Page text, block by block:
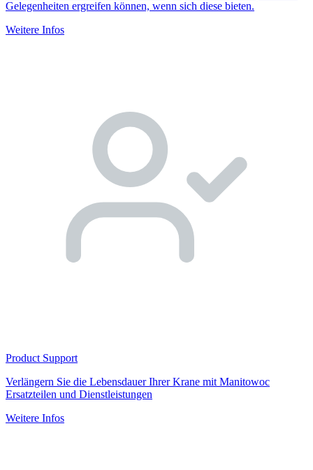
Gelegenheiten ergreifen können, wenn sich diese bieten.
Weitere Infos
Product Support
Verlängern Sie die Lebensdauer Ihrer Krane mit Manitowoc
Ersatzteilen und Dienstleistungen
Weitere Infos